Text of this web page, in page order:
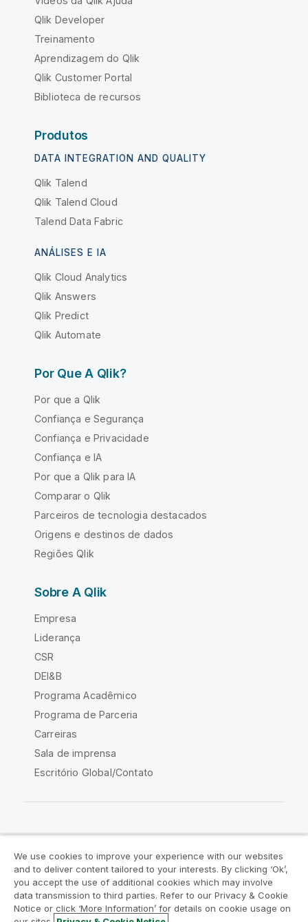
Qlik Developer
Treinamento
Aprendizagem do Qlik
Qlik Customer Portal
Biblioteca de recursos
Produtos
DATA INTEGRATION AND QUALITY
Qlik Talend
Qlik Talend Cloud
Talend Data Fabric
ANÁLISES E IA
Qlik Cloud Analytics
Qlik Answers
Qlik Predict
Qlik Automate
Por Que A Qlik?
Por que a Qlik
Confiança e Segurança
Confiança e Privacidade
Confiança e IA
Por que a Qlik para IA
Comparar o Qlik
Parceiros de tecnologia destacados
Origens e destinos de dados
Regiões Qlik
Sobre A Qlik
Empresa
Liderança
CSR
DEI&B
Programa Acadêmico
Programa de Parceria
Carreiras
Sala de imprensa
Escritório Global/Contato
Acordos legais
Termos do produto
Legal Policies
Políticas Legais
Termos de uso
Marcas comerciais
We use cookies to improve your experience with our websites
and to deliver content tailored to your interests. By clicking ‘Ok’,
you accept the use of additional cookies which may involve
data transmission to third parties. Refer to our Privacy & Cookie
Notice or click ‘More Information’ for details on cookie usage on